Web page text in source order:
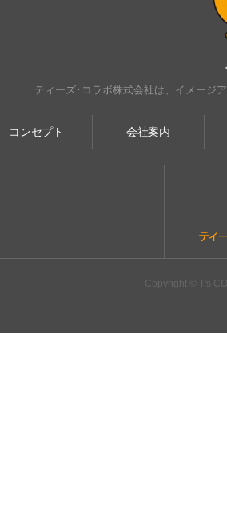
ティーズ･コラボ株式会社は、イメージ
コンセプト 会社案内
Copyright © T's